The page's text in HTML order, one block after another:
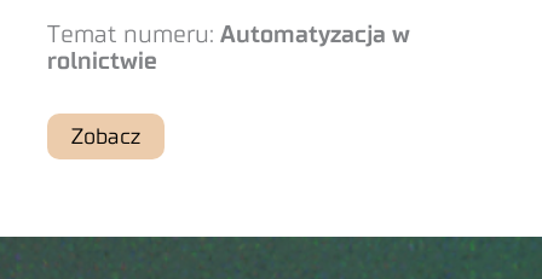
Temat numeru: Automatyzacja w
rolnictwie
Zobacz